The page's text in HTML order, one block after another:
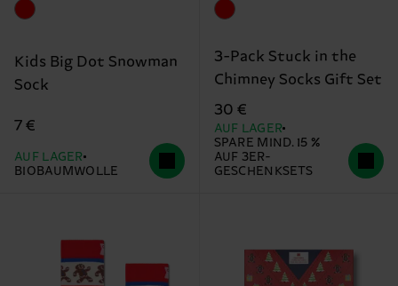
Kids Big Dot Snowman
Sock
7 €
AUF LAGER
BIOBAUMWOLLE
3-Pack Stuck in the
Chimney Socks Gift Set
30 €
AUF LAGER
SPARE MIND. 15 %
AUF 3ER-
GESCHENKSETS